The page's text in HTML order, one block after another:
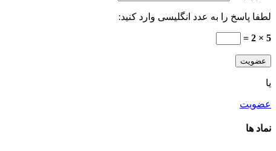
لطفا پاسخ را به عدد انگلیسی وارد کنید:
5 × 2 =
عضویت
یا
عضویت
نماد ها